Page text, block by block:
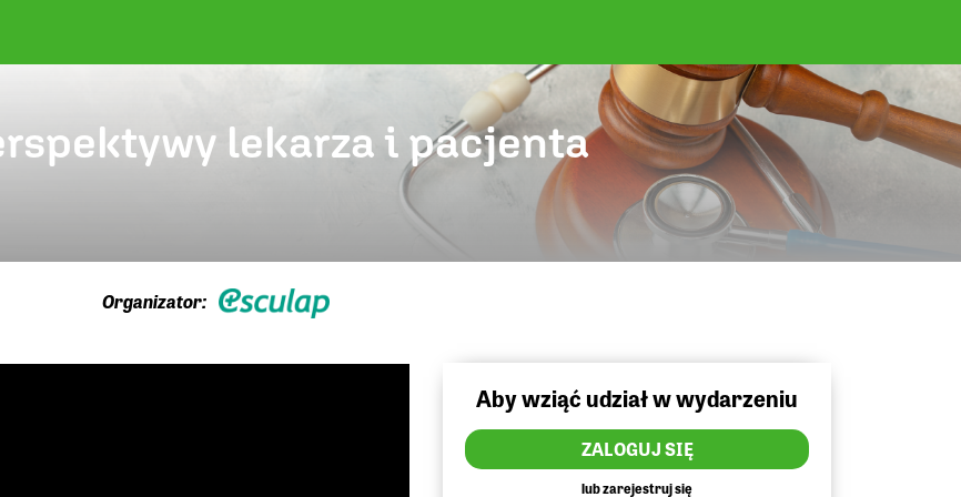
lekarza i pacjenta
Organizator:
Aby wziąć udział w wydarzeniu
ZALOGUJ SIĘ
lub zarejestruj się